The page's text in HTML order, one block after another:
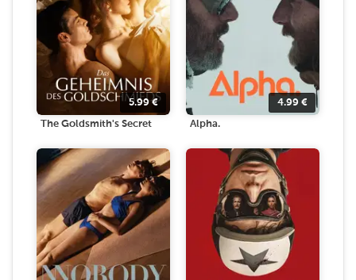
5.99€
The Goldsmith's Secret
4.99 €
Alpha.